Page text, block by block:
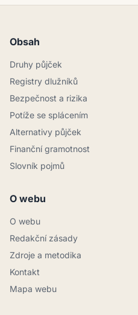
Obsah
Druhy půjček
Registry dlužníků
Bezpečnost a rizika
Potíže se splácením
Alternativy půjček
Finanční gramotnost
Slovník pojmů
O webu
O webu
Redakční zásady
Zdroje a metodika
Kontakt
Mapa webu